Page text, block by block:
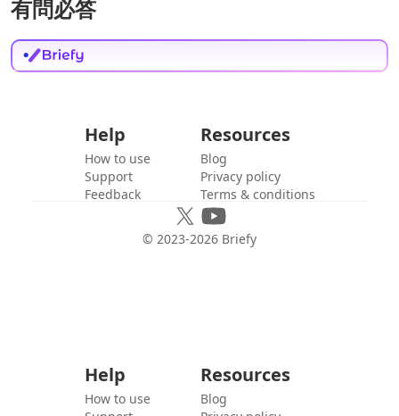
有問必答
Help
How to use
Support
Feedback
Resources
Blog
Privacy policy
Terms & conditions
© 2023-2026 Briefy
Help
How to use
Resources
Blog